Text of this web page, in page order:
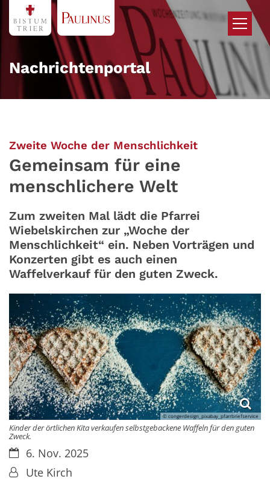
Zum Inhalt springen
Nachrichtenportal
Zweite Woche der Menschlichkeit:
Gemeinsam für eine
menschlichere Welt
Zum zweiten Mal lädt die Pfarrei
Wiebelskirchen zur „Woche der
Menschlichkeit“ ein. Neben Vorträgen und
Konzerten gibt es auch einen
Waffelverkauf für den guten Zweck.
© congerdesign_pixabay_pfarrbriefservice
Kinder der örtlichen Kita verkaufen selbstgebackene Waffeln für den guten
Zweck.
Datum:6. Nov. 2025
Von:Ute Kirch